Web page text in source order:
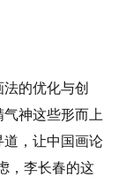
的优化与创
神这些形而上
，让中国画论
，李长春的这